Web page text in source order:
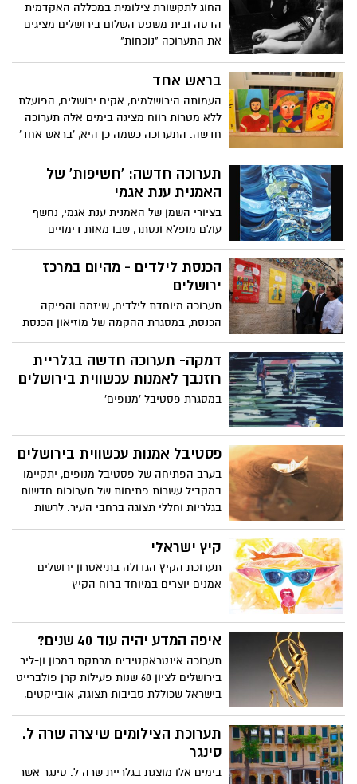
החוג לתקשורת צילומית במכללה האקדמית
הדסה ובית משפט השלום בירושלים מציגים
את התערוכה "נוכחות"
בראש אחד
העמותה הירושלמית, אקים ירושלים, הפועלת
ללא מטרות רווח מציגה בימים אלה תערוכה
חדשה. התערוכה כשמה כן היא, 'בראש אחד'
מוגבלות שכלית לבין תלמידים חיצוניים
תערוכה חדשה: 'חשיפות' של
האמנית ענת אגמי
בציורי השמן של האמנית ענת אגמי, נחשף
עולם מופלא ונסתר, שבו מאות דימויים
ודמויות מיניאטוריות, כמו פסיפס צבעוני, אשר
כל אחד מהם מהווה ציור בפני עצמו, והם
מתגלים לעין רק ממבט קרוב. שיטת העבודה
יודעת מראש מה יהיה נושא הציור, והוא
מתגלה לפניה, רק תוך כדי תהליך העבודה
הכנסת לילדים - מהיום במרכז
ירושלים
תערוכה מיוחדת לילדים, שיזמה והפיקה
הכנסת, במסגרת ההקמה של מוזיאון הכנסת
בבית פרומין – "הכנסת הישנה"
דמקה- תערוכה חדשה בגלריית
רוזנבך לאמנות עכשווית בירושלים
במסגרת פסטיבל 'מנופים'
פסטיבל אמנות עכשווית בירושלים
בערב הפתיחה של פסטיבל מנופים, יתקיימו
במקביל עשרות פתיחות של תערוכות חדשות
בגלריות וחללי תצוגה ברחבי העיר. לרשות
שבתוכם יתקיימו מופעים ומיצגי אמנות
מקוריים. הכניסה לכל התערוכות ואירועי
מנופים חופשית !
קיץ ישראלי
תערוכת הקיץ הגדולה בתיאטרון ירושלים
אמנים יוצרים במיוחד ברוח הקיץ
איפה המדע יהיה עוד 40 שנים?
תערוכה אינטראקטיבית מרתקת במכון ון-ליר
בירושלים לציון 60 שנות פעילות קרן פולברייט
בישראל שכוללת סביבות תצוגה, אובייקטים,
נושא מדע, תרבות וידע
תערוכת הצילומים שיצרה שרה ל.
סינגר
בימים אלו מוצגת בגלריית שרה ל. סינגר אשר